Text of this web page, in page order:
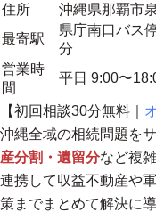
住所
沖縄県那覇市
最寄駅
県庁南口バス
分
営業時
間
平日 9:00〜
【初回相談30分無料｜
沖縄全域の相続問題を
産分割・遺留分など複
連携して収益不動産や
策までまとめて解決に